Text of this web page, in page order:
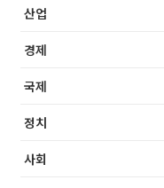
산업
경제
국제
정치
사회